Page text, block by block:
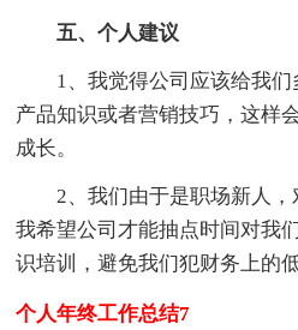
五、个人建议
1、我觉得公司应该给我
产品知识或者营销技巧，这样
成长。
2、我们由于是职场新人，
我希望公司才能抽点时间对我
识培训，避免我们犯财务上的
个人年终工作总结7